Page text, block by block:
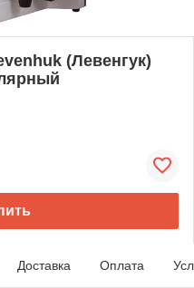
(Левенгук)
Доставка Оплата